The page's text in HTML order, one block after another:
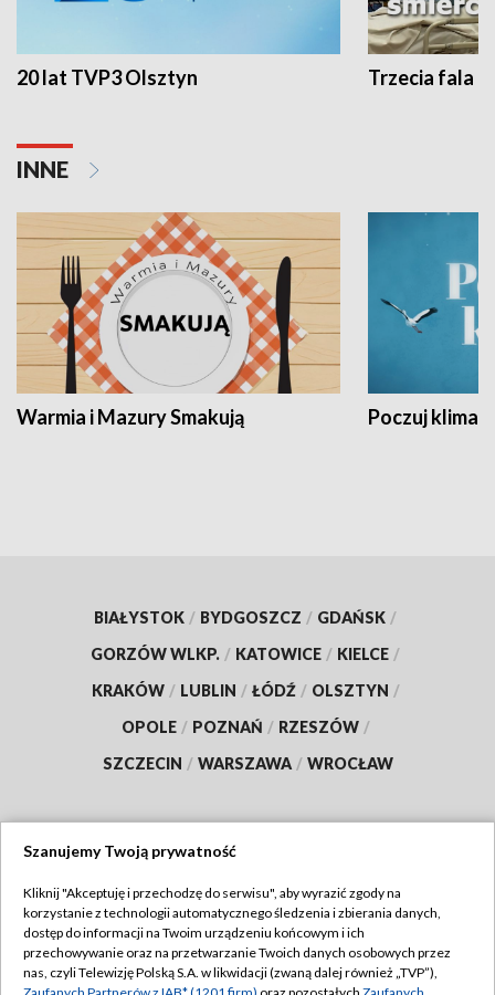
20 lat TVP3 Olsztyn Trzecia fala -
INNE
Warmia i Mazury Smakują Poczuj klimat
BIAŁYSTOK / BYDGOSZCZ / GDAŃSK /
GORZÓW WLKP. / KATOWICE / KIELCE /
KRAKÓW / LUBLIN / ŁÓDŹ / OLSZTYN /
OPOLE / POZNAŃ / RZESZÓW /
SZCZECIN / WARSZAWA / WROCŁAW
TVP
Abonament TVP
Emisja w TVP
Regulamin TVP
Szanujemy Twoją prywatność
Kliknij "Akceptuję i przechodzę do serwisu", aby wyrazić zgody na
korzystanie z technologii automatycznego śledzenia i zbierania danych,
dostęp do informacji na Twoim urządzeniu końcowym i ich
przechowywanie oraz na przetwarzanie Twoich danych osobowych przez
nas, czyli Telewizję Polską S.A. w likwidacji (zwaną dalej również „TVP”),